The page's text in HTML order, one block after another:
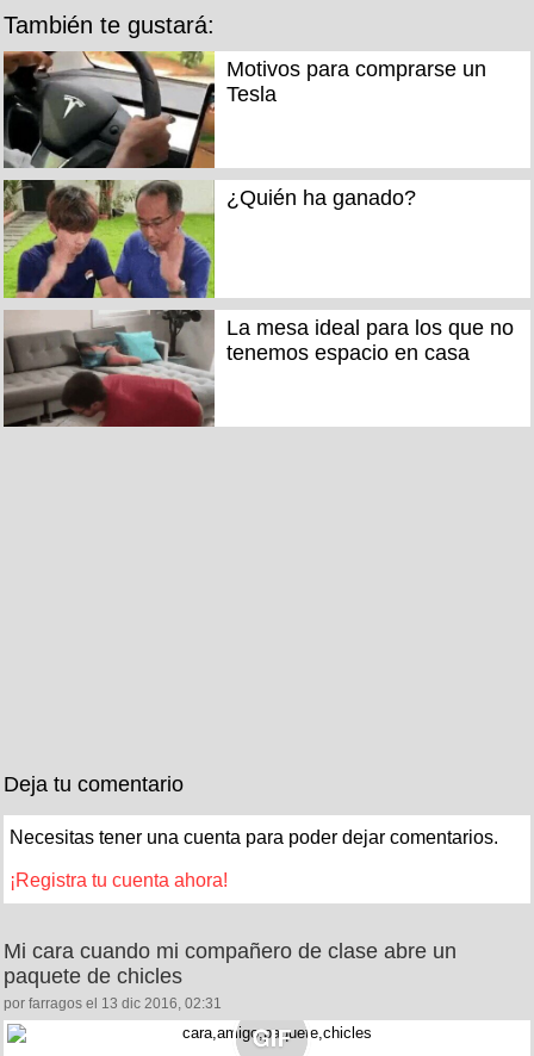
También te gustará:
Motivos para comprarse un
Tesla
¿Quién ha ganado?
La mesa ideal para los que no
tenemos espacio en casa
Deja tu comentario
Necesitas tener una cuenta para poder dejar comentarios.
¡Registra tu cuenta ahora!
Mi cara cuando mi compañero de clase abre un
paquete de chicles
por farragos el 13 dic 2016, 02:31